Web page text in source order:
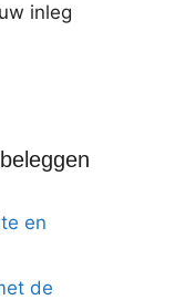
inleg
en
de